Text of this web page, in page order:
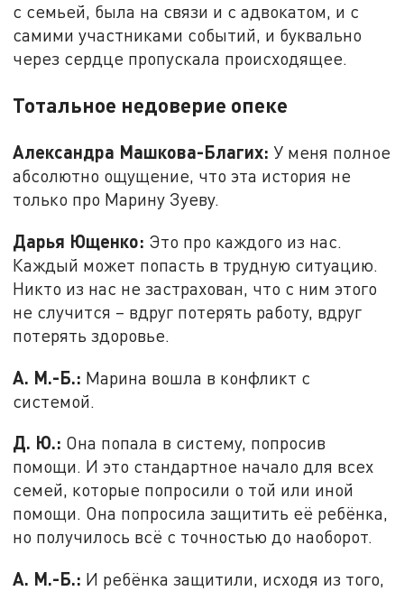
с семьей, была на связи и с адвокатом, и с
самими участниками событий, и буквально
через сердце пропускала происходящее.
Тотальное недоверие опеке
Александра Машкова-Благих:У меня полное
абсолютно ощущение, что эта история не
только про Марину Зуеву.
Дарья Ющенко: Это про каждого из нас.
Каждый может попасть в трудную ситуацию.
Никто из нас не застрахован, что с ним этого
не случится – вдруг потерять работу, вдруг
потерять здоровье.
А. М.-Б.: Марина вошла в конфликт с
системой.
Д. Ю.: Она попала в систему, попросив
помощи. И это стандартное начало для всех
семей, которые попросили о той или иной
помощи. Она попросила защитить её ребёнка,
но получилось всё с точностью до наоборот.
А. М.-Б.: И ребёнка защитили, исходя из того,